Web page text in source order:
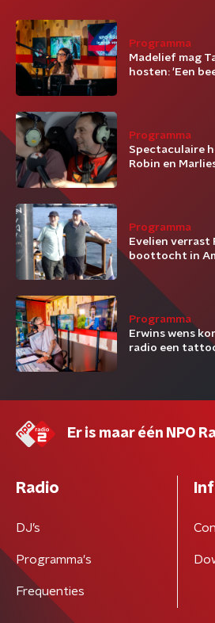
Programma
Madelief mag
hosten: 'Een
Programma
Spectaculaire
Robin en
Programma
Evelien verrast
boottocht in
Programma
Erwins wens
radio een
Er is maar één NPO
Radio
DJ’s
Programma's
Frequenties